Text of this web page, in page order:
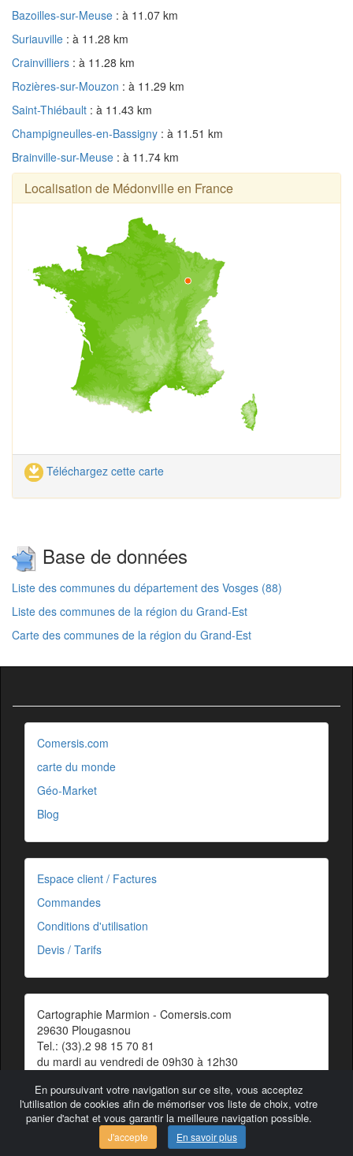
Bazoilles-sur-Meuse : à 11.07 km
Suriauville : à 11.28 km
Crainvilliers : à 11.28 km
Rozières-sur-Mouzon : à 11.29 km
Saint-Thiébault : à 11.43 km
Champigneulles-en-Bassigny : à 11.51 km
Brainville-sur-Meuse : à 11.74 km
Localisation de Médonville en France
Téléchargez cette carte
Base de données
Liste des communes du département des Vosges (88)
Liste des communes de la région du Grand-Est
Carte des communes de la région du Grand-Est
En poursuivant votre navigation sur ce site, vous acceptez
l'utilisation de cookies afin de mémoriser vos liste de choix, votre
panier d'achat et vous garantir la meilleure navigation possible.
J'accepte En savoir plus
Comersis.com
carte du monde
Géo-Market
Blog
Espace client / Factures
Commandes
Conditions d'utilisation
Devis / Tarifs
Cartographie Marmion - Comersis.com
29630 Plougasnou
Tel.: (33).2 98 15 70 81
du mardi au vendredi de 09h30 à 12h30
Contact